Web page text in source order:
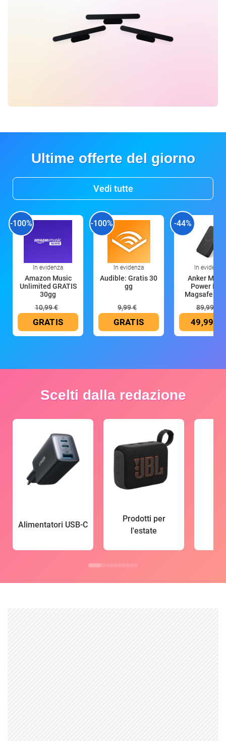
Ultime offerte del giorno
Vedi tutte
-100%
In evidenza
Amazon Music
Unlimited GRATIS
30gg
10,99 €
GRATIS
-100%
In evidenza
Audible: Gratis 30
gg
9,99 €
GRATIS
-44%
In evidenza
Anker
Power
Magsafe
89,99 €
49,99 €
Scelti dalla redazione
Alimentatori USB-C
Prodotti per
l'estate